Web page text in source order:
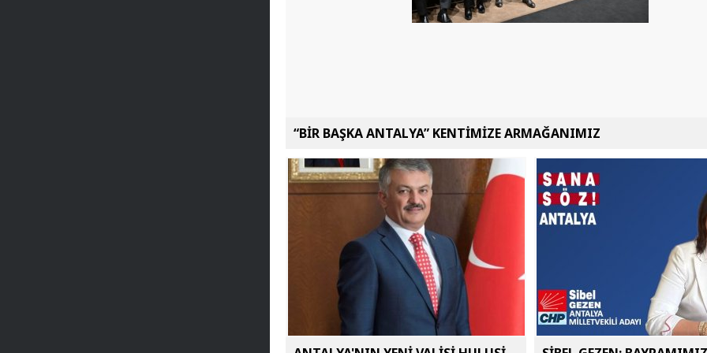
“BİR BAŞKA ANTALYA” KENTİMİZE ARMAĞANIMIZ